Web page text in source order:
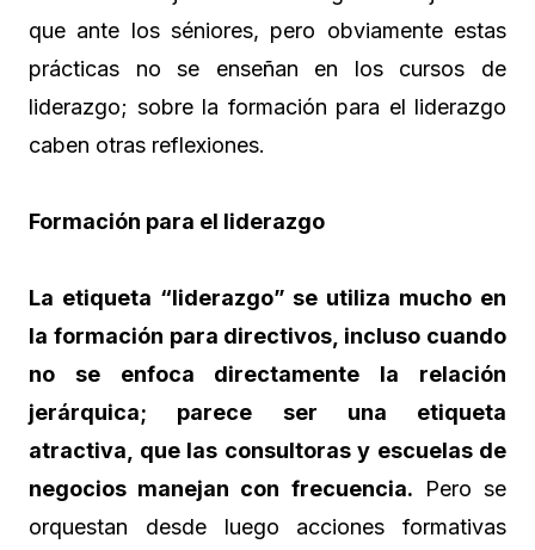
que ante los séniores, pero obviamente estas
prácticas no se enseñan en los cursos de
liderazgo; sobre la formación para el liderazgo
caben otras reflexiones.
Formación para el liderazgo
La etiqueta “liderazgo” se utiliza mucho en
la formación para directivos, incluso cuando
no se enfoca directamente la relación
jerárquica; parece ser una etiqueta
atractiva, que las consultoras y escuelas de
negocios manejan con frecuencia. Pero se
orquestan desde luego acciones formativas